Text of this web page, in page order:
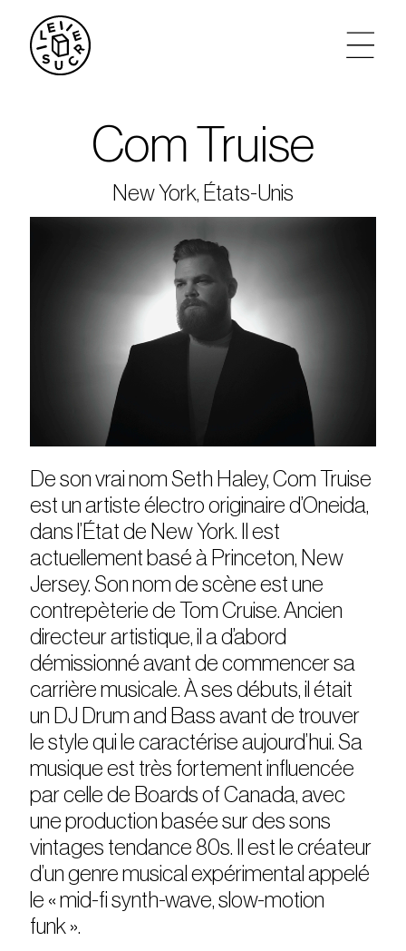
agenda
tickets
le sucre max
partenariats
privatisations
Com Truise
New York, États-Unis
De son vrai nom Seth Haley, Com Truise
est un artiste électro originaire d’Oneida,
dans l’État de New York. Il est
actuellement basé à Princeton, New
Jersey. Son nom de scène est une
contrepèterie de Tom Cruise. Ancien
directeur artistique, il a d’abord
démissionné avant de commencer sa
carrière musicale. À ses débuts, il était
un DJ Drum and Bass avant de trouver
le style qui le caractérise aujourd’hui. Sa
musique est très fortement influencée
par celle de Boards of Canada, avec
une production basée sur des sons
vintages tendance 80s. Il est le créateur
d’un genre musical expérimental appelé
le « mid-fi synth-wave, slow-motion
funk ».